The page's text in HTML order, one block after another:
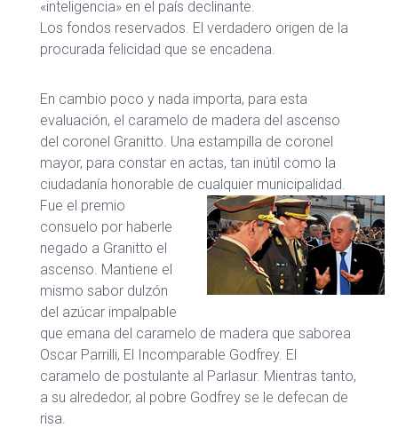
«inteligencia» en el país declinante.
Los fondos reservados. El verdadero origen de la
procurada felicidad que se encadena.
En cambio poco y nada importa, para esta
evaluación, el caramelo de madera del ascenso
del coronel Granitto. Una estampilla de coronel
mayor, para constar en actas, tan inútil como la
ciudadanía honorable de cualquier municipalidad.
Fue el premio
consuelo por haberle
negado a Granitto el
ascenso. Mantiene el
mismo sabor dulzón
del azúcar impalpable
que emana del caramelo de madera que saborea
Oscar Parrilli, El Incomparable Godfrey. El
caramelo de postulante al Parlasur. Mientras tanto,
a su alrededor, al pobre Godfrey se le defecan de
risa.